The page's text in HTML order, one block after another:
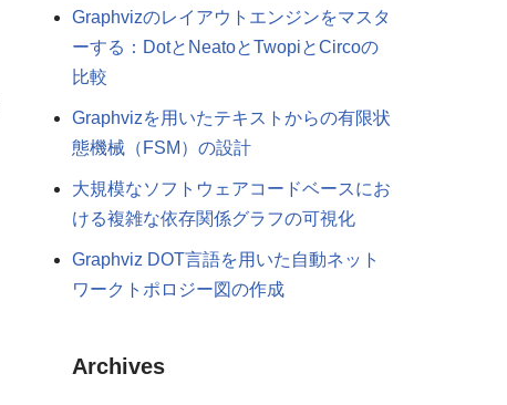
Graphvizのレイアウトエンジンをマスタ
ーする：DotとNeatoとTwopiとCircoの
比較
Graphvizを用いたテキストからの有限状
態機械（FSM）の設計
大規模なソフトウェアコードベースにお
ける複雑な依存関係グラフの可視化
Graphviz DOT言語を用いた自動ネット
ワークトポロジー図の作成
Archives